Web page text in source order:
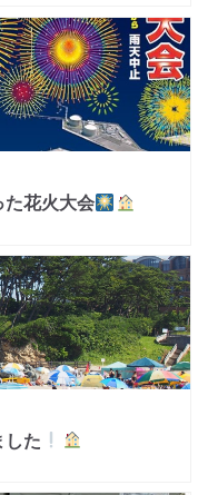
た花火大会
た